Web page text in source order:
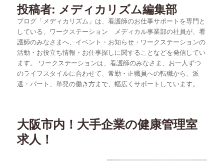
投稿者: メディカリズム編集部
ブログ「メディカリズム」は、看護師のお仕事サポートを専門と
している、ワークステーション メディカル事業部の社員が、看
護師のみなさまへ、イベント・お知らせ・ワークステーションの
活動・お役立ち情報・お仕事探しに関することなどを発信してい
ます。 ワークステーションは、看護師のみなさま、お一人ずつ
のライフスタイルに合わせて、常勤・正職員への転職から、派
遣・パート、単発の働き方まで、幅広くサポートしています。
大阪市内！大手企業の健康管理室
求人！